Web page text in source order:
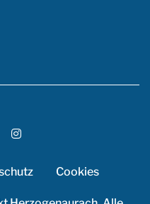
INSTAGRAM
Cookies